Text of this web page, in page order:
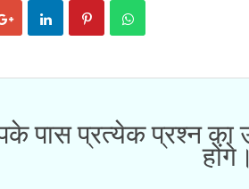
पास प्रत्येक प्रश्न का
होंगे।